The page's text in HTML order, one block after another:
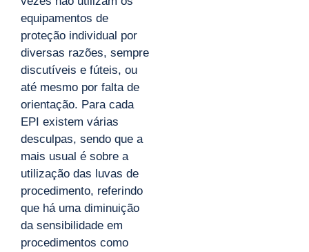
equipamentos de
proteção individual por
diversas razões, sempre
discutíveis e fúteis, ou
até mesmo por falta de
orientação. Para cada
EPI existem várias
desculpas, sendo que a
mais usual é sobre a
utilização das luvas de
procedimento, referindo
que há uma diminuição
da sensibilidade em
procedimentos como